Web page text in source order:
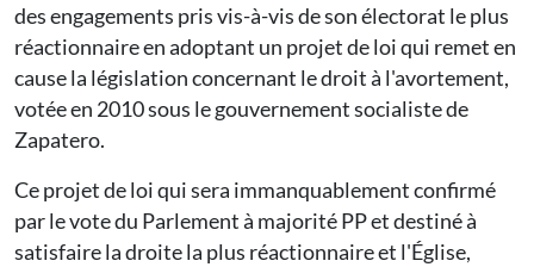
des engagements pris vis-à-vis de son électorat le plus
réactionnaire en adoptant un projet de loi qui remet en
cause la législation concernant le droit à l'avortement,
votée en 2010 sous le gouvernement socialiste de
Zapatero.
Ce projet de loi qui sera immanquablement confirmé
par le vote du Parlement à majorité PP et destiné à
satisfaire la droite la plus réactionnaire et l'Église,